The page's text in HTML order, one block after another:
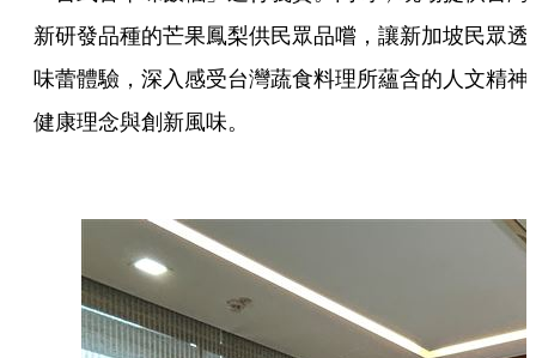
新研發品種的芒果鳳梨供民眾品嚐，讓新加坡民眾透
味蕾體驗，深入感受台灣蔬食料理所蘊含的人文精神
健康理念與創新風味。